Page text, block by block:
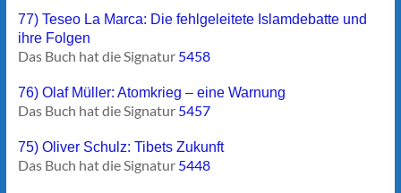
77) Teseo La Marca: Die fehlgeleitete Islamdebatte und
ihre Folgen
Das Buch hat die Signatur 5458
76) Olaf Müller: Atomkrieg – eine Warnung
Das Buch hat die Signatur 5457
75) Oliver Schulz: Tibets Zukunft
Das Buch hat die Signatur 5448